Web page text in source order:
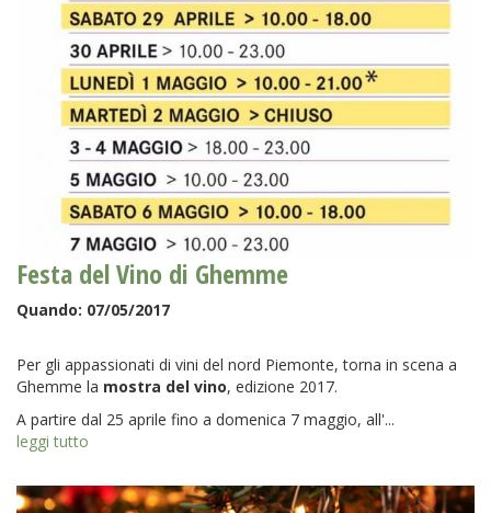
Festa del Vino di Ghemme
Quando: 07/05/2017
Per gli appassionati di vini del nord Piemonte, torna in scena a
Ghemme la mostra del vino, edizione 2017.
A partire dal 25 aprile fino a domenica 7 maggio, all'...
leggi tutto